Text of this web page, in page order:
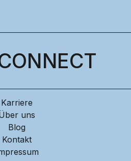
Karriere
uns
Blog
Kontakt